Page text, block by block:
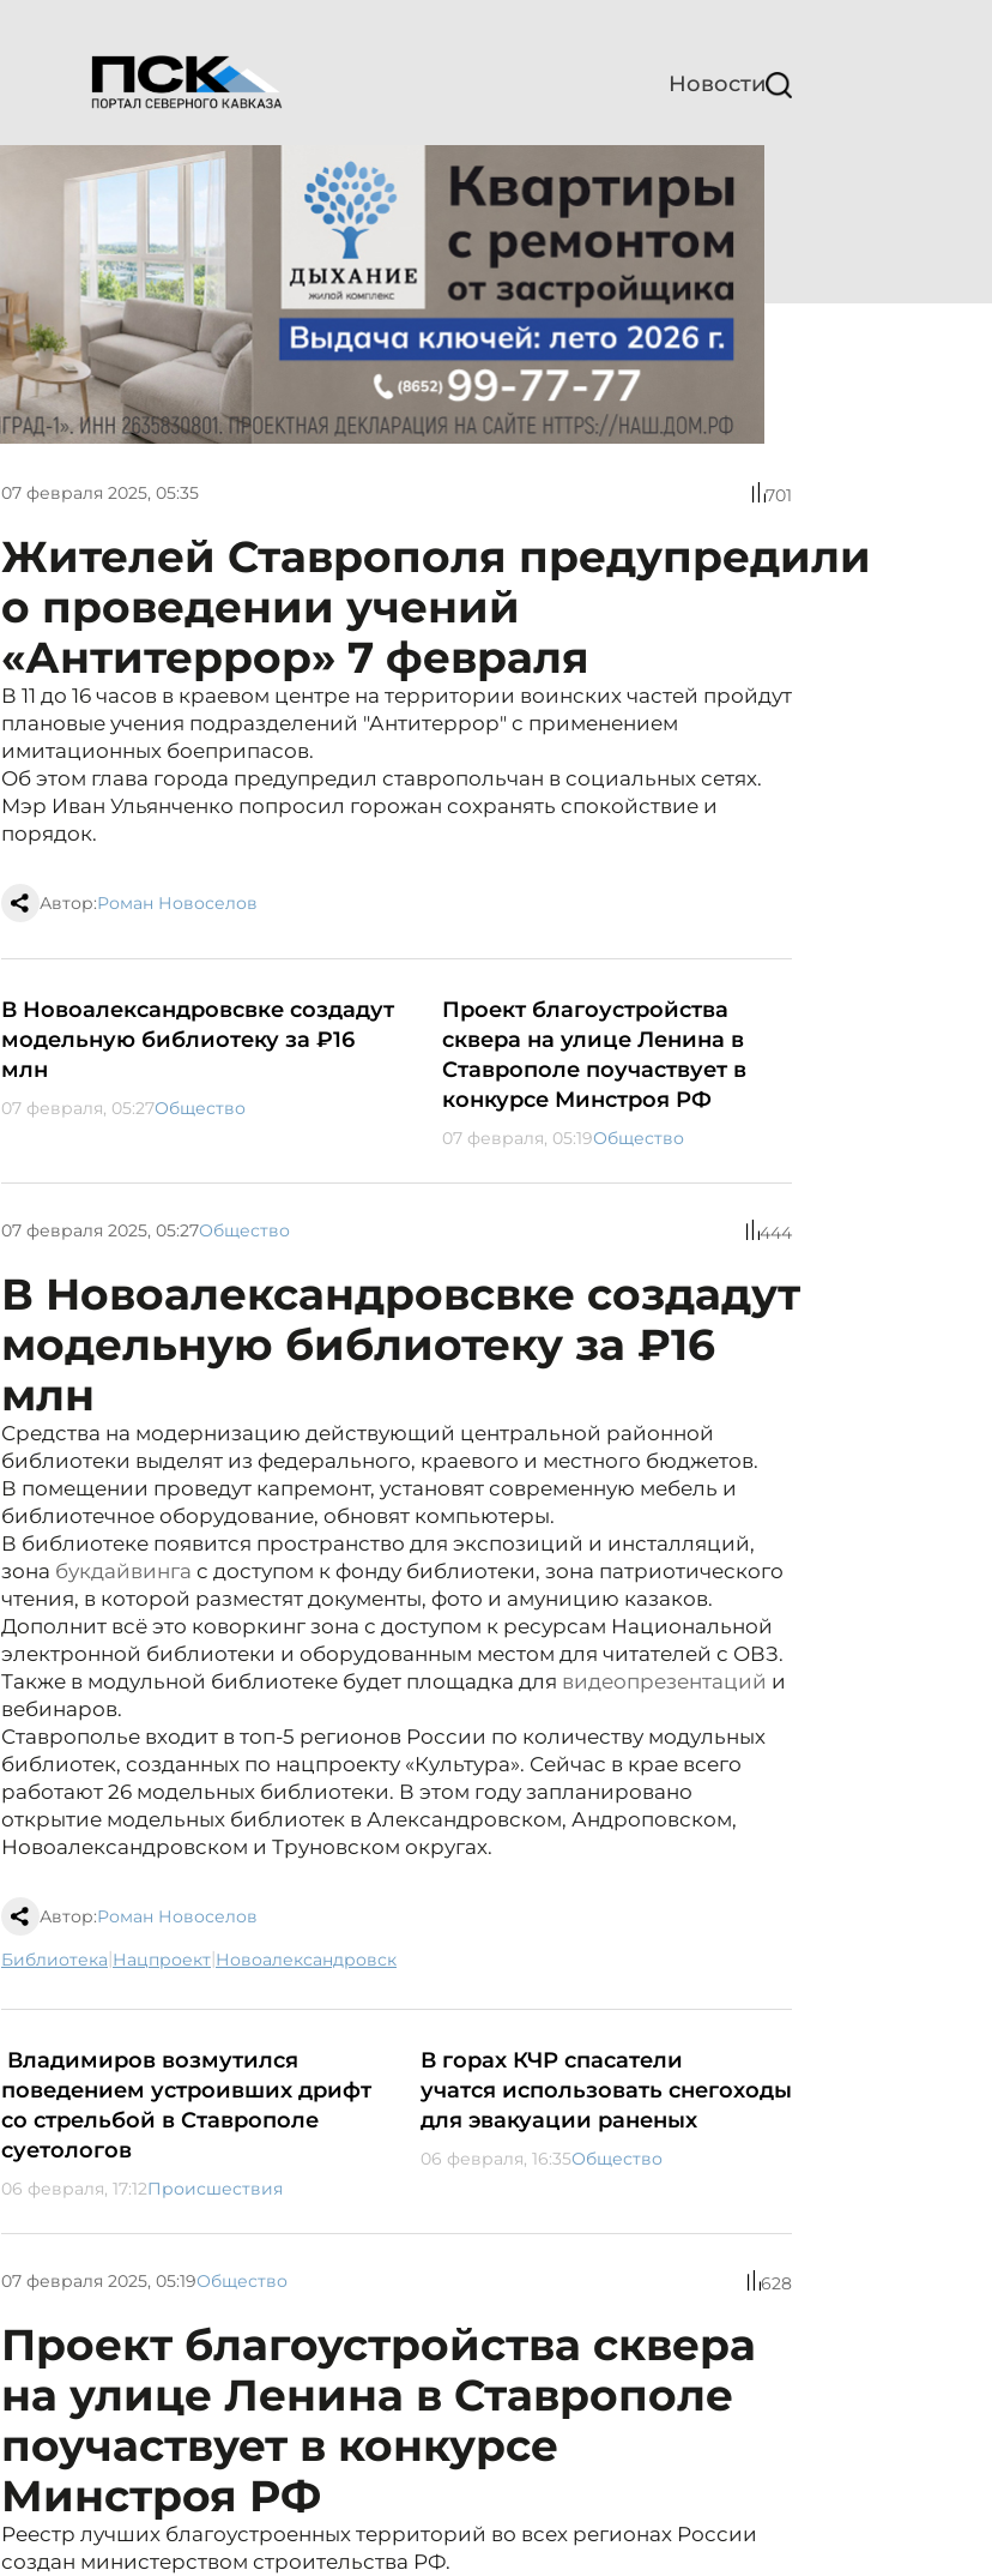
Новости
07 февраля 2025, 05:35 701
Жителей Ставрополя предупредили
о проведении учений
«Антитеррор» 7 февраля
В 11 до 16 часов в краевом центре на территории воинских частей пройдут
плановые учения подразделений "Антитеррор" с применением
имитационных боеприпасов.
Об этом глава города предупредил ставропольчан в социальных сетях.
Мэр Иван Ульянченко попросил горожан сохранять спокойствие и
порядок.
Автор:Роман Новоселов
В Новоалександровсвке создадут
модельную библиотеку за ₽16
млн
07 февраля, 05:27Общество
Проект благоустройства
сквера на улице Ленина в
Ставрополе поучаствует в
конкурсе Минстроя РФ
07 февраля, 05:19Общество
07 февраля 2025, 05:27Общество 444
В Новоалександровсвке создадут
модельную библиотеку за ₽16
млн
Средства на модернизацию действующий центральной районной
библиотеки выделят из федерального, краевого и местного бюджетов.
В помещении проведут капремонт, установят современную мебель и
библиотечное оборудование, обновят компьютеры.
В библиотеке появится пространство для экспозиций и инсталляций,
зона букдайвинга с доступом к фонду библиотеки, зона патриотического
чтения, в которой разместят документы, фото и амуницию казаков.
Дополнит всё это коворкинг зона с доступом к ресурсам Национальной
электронной библиотеки и оборудованным местом для читателей с ОВЗ.
Также в модульной библиотеке будет площадка для видеопрезентаций и
вебинаров.
Ставрополье входит в топ-5 регионов России по количеству модульных
библиотек, созданных по нацпроекту «Культура». Сейчас в крае всего
работают 26 модельных библиотеки. В этом году запланировано
открытие модельных библиотек в Александровском, Андроповском,
Новоалександровском и Труновском округах.
Автор:Роман Новоселов
библиотека| нацпроект| Новоалександровск
Владимиров возмутился
поведением устроивших дрифт
со стрельбой в Ставрополе
суетологов
06 февраля, 17:12Происшествия
В горах КЧР спасатели
учатся использовать снегоходы
для эвакуации раненых
06 февраля, 16:35Общество
07 февраля 2025, 05:19Общество 628
Проект благоустройства сквера
на улице Ленина в Ставрополе
поучаствует в конкурсе
Минстроя РФ
Реестр лучших благоустроенных территорий во всех регионах России
создан министерством строительства РФ.